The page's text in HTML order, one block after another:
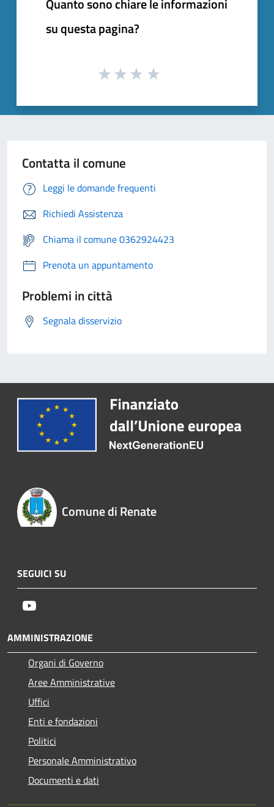
su questa pagina?
Contatta il comune
Leggi le domande frequenti
Richiedi Assistenza
Chiama il comune 0362924423
Prenota un appuntamento
Problemi in città
Segnala disservizio
Comune di Renate
SEGUICI SU
AMMINISTRAZIONE
Organi di Governo
Aree Amministrative
Uffici
Enti e fondazioni
Politici
Personale Amministrativo
Documenti e dati